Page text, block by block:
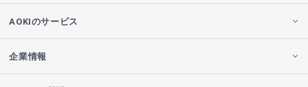
AOKIのサービス
企業情報